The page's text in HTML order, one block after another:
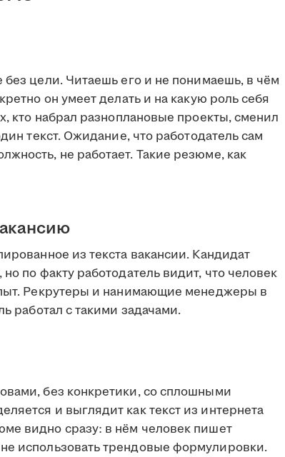
цели. Читаешь его и не понимаешь, в чём
он умеет делать и на какую роль себя
кто набрал разноплановые проекты, сменил
текст. Ожидание, что работодатель сам
не работает. Такие резюме, как
из текста вакансии. Кандидат
по факту работодатель видит, что человек
Рекрутеры и нанимающие менеджеры в
работал с такими задачами.
без конкретики, со сплошными
и выглядит как текст из интернета
видно сразу: в нём человек пишет
использовать трендовые формулировки.